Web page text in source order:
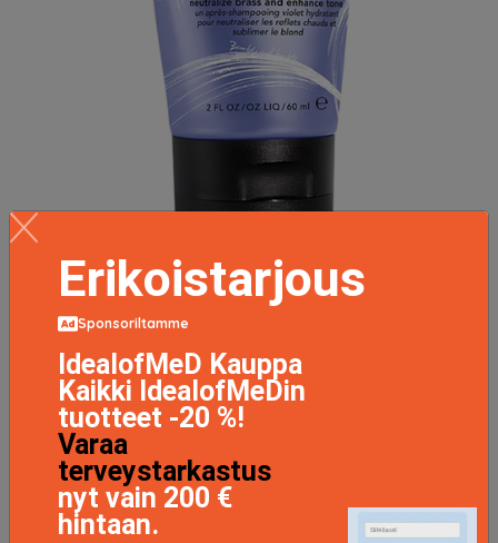
Bb. Blonde Conditioner, 60 ml Bumble & Bumble
Hopeahoitoaine
LISÄTIETOJA
Erikoistarjous
Sponsoriltamme
IdealofMeD Kauppa
Kaikki IdealofMeDin
tuotteet -20 %!
Varaa
terveystarkastus
nyt vain 200 €
hintaan.